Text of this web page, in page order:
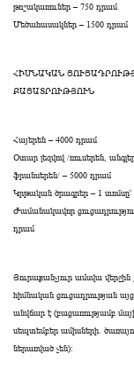
թոշակառուներ – 750 դրամ
Մեծահասակներ – 1500 դրամ
ՀԻՄՆԱԿԱՆ
ԲԱՑԱՏՐՈՒԹՅՈՒՆ
Հայերեն – 4000 դրամ
Օտար լեզվով /ռուսերեն,
ֆրանսերեն/ – 5000 դրամ
Կրթական ծրագրեր – 1 տոմսը՝
Ժամանակավոր
դրամ
Յուրաքանչյուր ամսվա
հիմնական ցուցադրության
անվճար է (բացառությամբ
սեպտեմբեր ամիսների․
ներառված չեն):